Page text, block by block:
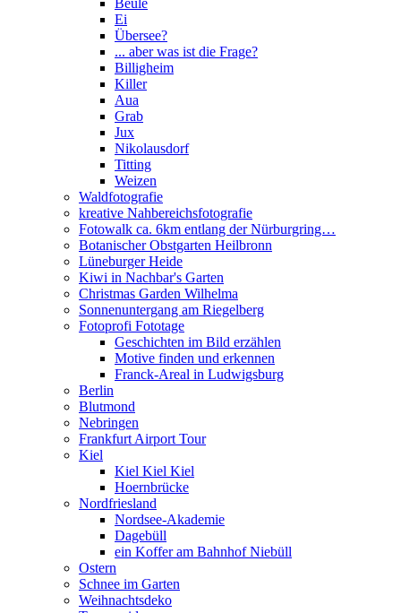
Beule
Ei
Übersee?
... aber was ist die Frage?
Billigheim
Killer
Aua
Grab
Jux
Nikolausdorf
Titting
Weizen
Waldfotografie
kreative Nahbereichsfotografie
Fotowalk ca. 6km entlang der Nürburgring…
Botanischer Obstgarten Heilbronn
Lüneburger Heide
Kiwi in Nachbar's Garten
Christmas Garden Wilhelma
Sonnenuntergang am Riegelberg
Fotoprofi Fototage
Geschichten im Bild erzählen
Motive finden und erkennen
Franck-Areal in Ludwigsburg
Berlin
Blutmond
Nebringen
Frankfurt Airport Tour
Kiel
Kiel Kiel Kiel
Hoernbrücke
Nordfriesland
Nordsee-Akademie
Dagebüll
ein Koffer am Bahnhof Niebüll
Ostern
Schnee im Garten
Weihnachtsdeko